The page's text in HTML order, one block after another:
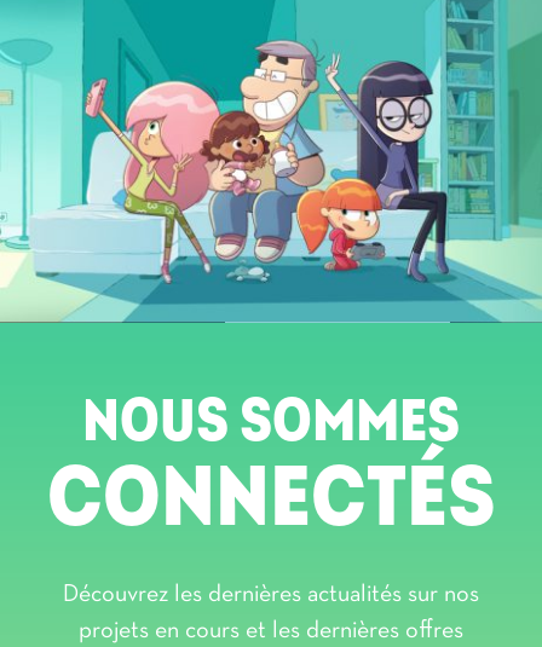
NOUS SOMMES
CONNECTÉS
Découvrez les dernières actualités sur nos
projets en cours et les dernières offres